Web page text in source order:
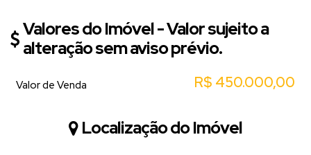
Valores do Imóvel - Valor sujeito a
alteração sem aviso prévio.
R$ 450.000,00
Valor de Venda
Localização do Imóvel